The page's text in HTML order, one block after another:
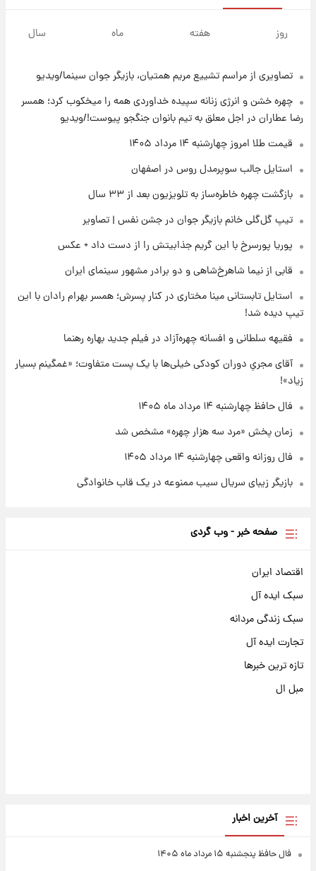
هسته‌ای در آسمان ظاهر شد
۱۹ ساعت پیش
کرد
۲۱ ساعت پیش
۱۴۰۵/ نرخ‌ها ثابت ماند؟ +جدول
علی مطهری: اجرای کامل تفاهم‌نامه اسلام‌آباد،
۲۱ ساعت پیش
واکنش تند تاکر کارلسون به حمله آمریکا به
مدرسه میناب؛ «باید سیلی محکمی به صورت
۲۱ ساعت پیش
۱۴۰۵/کاهش قیمت طلا و سکه
روز هفته ماه سال
تصاویری از مراسم تشییع مریم همتیان، بازیگر جوان سینما/ویدیو
چهره خشن و انرژی زنانه سپیده خداوردی همه را میخکوب کرد؛ همسر
رضا عطاران در اجل معلق به تیم بانوان جنگجو پیوست!/ویدیو
قیمت طلا امروز چهارشنبه ۱۴ مرداد ۱۴۰۵
استایل جالب سوپرمدل روس در اصفهان
بازگشت چهره خاطره‌ساز به تلویزیون بعد از ۳۳ سال
تیپ گل‌گلی خانم بازیگر جوان در جشن نفس | تصاویر
پوریا پورسرخ با این گریم جذابیتش را از دست داد + عکس
قابی از نیما شاهرخ‌شاهی و دو برادر مشهور سینمای ایران
استایل تابستانی مینا مختاری در کنار پسرش؛ همسر بهرام رادان با این
تیپ دیده شد!
فقیهه سلطانی و افسانه چهره‌آزاد در فیلم جدید بهاره رهنما
آقای مجریِ دوران کودکی خیلی‌ها با یک پست متفاوت؛ «غمگینم بسیار
زیاد»!
فال حافظ چهارشنبه ۱۴ مرداد ماه ۱۴۰۵
زمان پخش «مرد سه هزار چهره» مشخص شد
فال روزانه واقعی چهارشنبه ۱۴ مرداد ۱۴۰۵
بازیگر زیبای سریال سیب ممنوعه در یک قاب خانوادگی
صفحه خبر - وب گردی
اقتصاد ایران
سبک ایده آل
سبک زندگی مردانه
تجارت ایده آل
تازه ترین خبرها
مبل ال
آخرین اخبار
فال حافظ پنجشنبه ۱۵ مرداد ماه ۱۴۰۵